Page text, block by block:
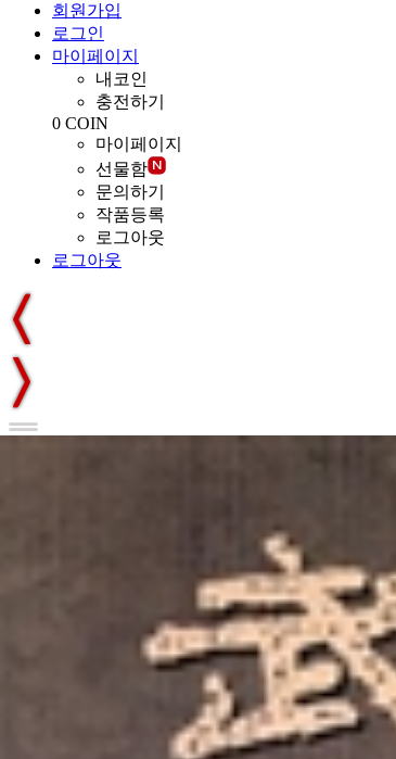
회원가입
로그인
마이페이지
내코인
충전하기
0 COIN
마이페이지
선물함
문의하기
작품등록
로그아웃
로그아웃